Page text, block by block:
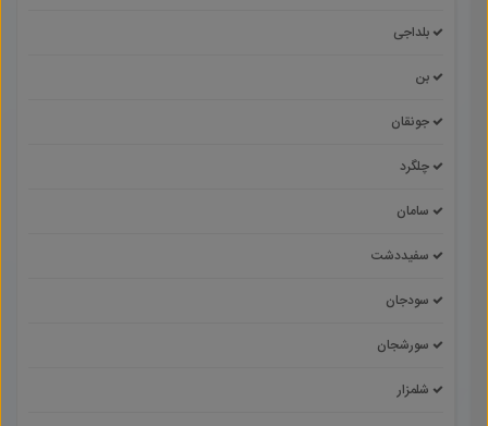
بلداجی
بن
جونقان
چلگرد
سامان
سفیددشت
سودجان
سورشجان
شلمزار